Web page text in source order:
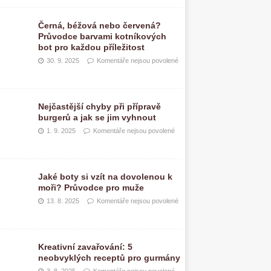
Černá, béžová nebo červená?
Průvodce barvami kotníkových
bot pro každou příležitost
30. 9. 2025 Komentáře nejsou povolené
Nejčastější chyby při přípravě
burgerů a jak se jim vyhnout
1. 9. 2025 Komentáře nejsou povolené
Jaké boty si vzít na dovolenou k
moři? Průvodce pro muže
13. 8. 2025 Komentáře nejsou povolené
Kreativní zavařování: 5
neobvyklých receptů pro gurmány